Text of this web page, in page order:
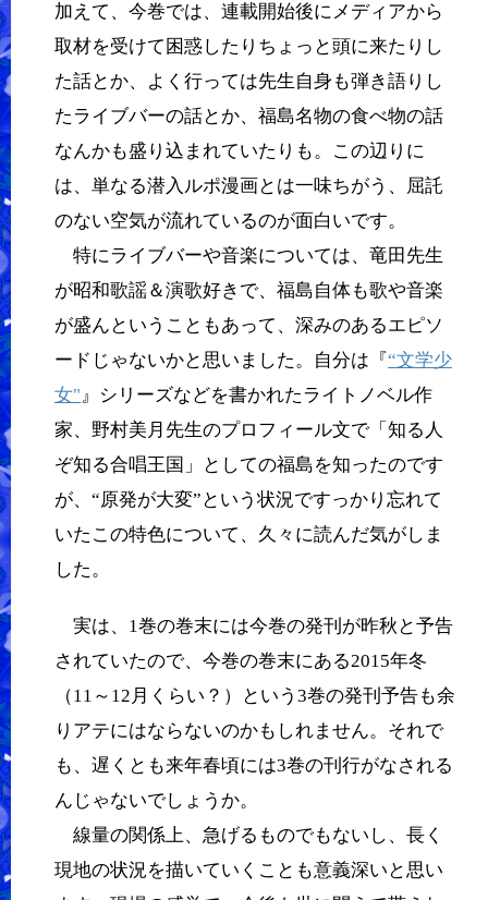
加えて、今巻では、連載開始後にメディアから
取材を受けて困惑したりちょっと頭に来たりし
た話とか、よく行っては先生自身も弾き語りし
たライブバーの話とか、福島名物の食べ物の話
なんかも盛り込まれていたりも。この辺りに
は、単なる潜入ルポ漫画とは一味ちがう、屈託
のない空気が流れているのが面白いです。
特にライブバーや音楽については、竜田先生
が昭和歌謡＆演歌好きで、福島自体も歌や音楽
が盛んということもあって、深みのあるエピソ
ードじゃないかと思いました。自分は『“文学少
女"』シリーズなどを書かれたライトノベル作
家、野村美月先生のプロフィール文で「知る人
ぞ知る合唱王国」としての福島を知ったのです
が、“原発が大変”という状況ですっかり忘れて
いたこの特色について、久々に読んだ気がしま
した。
実は、1巻の巻末には今巻の発刊が昨秋と予告
されていたので、今巻の巻末にある2015年冬
（11～12月くらい？）という3巻の発刊予告も余
りアテにはならないのかもしれません。それで
も、遅くとも来年春頃には3巻の刊行がなされる
んじゃないでしょうか。
線量の関係上、急げるものでもないし、長く
現地の状況を描いていくことも意義深いと思い